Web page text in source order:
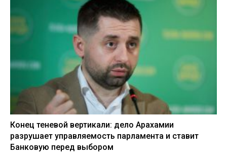
Конец теневой вертикали: дело Арахамии
разрушает управляемость парламента и ставит
Банковую перед выбором